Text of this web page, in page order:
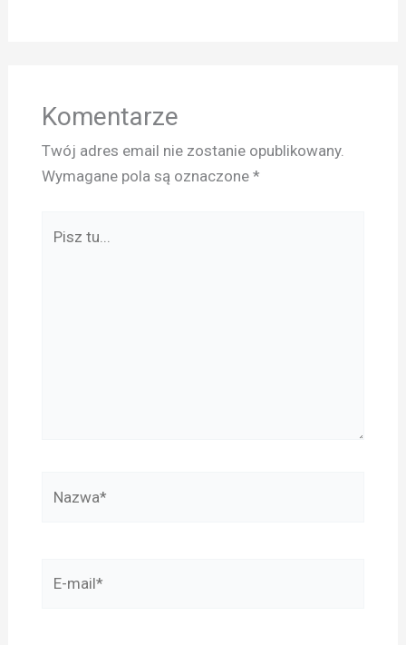
Komentarze
Twój adres email nie zostanie opublikowany.
Wymagane pola są oznaczone *